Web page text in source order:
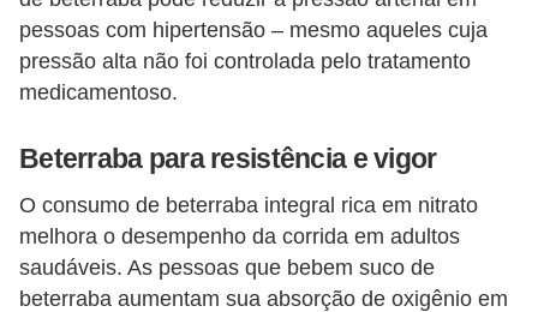
pessoas com hipertensão – mesmo aqueles cuja
pressão alta não foi controlada pelo tratamento
medicamentoso.
Beterraba para resistência e vigor
O consumo de beterraba integral rica em nitrato
melhora o desempenho da corrida em adultos
saudáveis. As pessoas que bebem suco de
beterraba aumentam sua absorção de oxigênio em